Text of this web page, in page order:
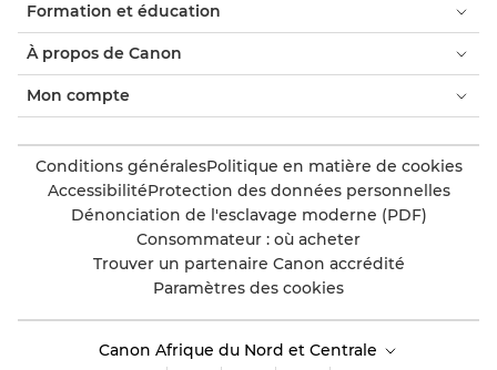
Formation et éducation
À propos de Canon
Mon compte
Conditions généralesPolitique en matière de cookies
AccessibilitéProtection des données personnelles
Dénonciation de l'esclavage moderne (PDF)
Consommateur : où acheter
Trouver un partenaire Canon accrédité
Paramètres des cookies
Canon Afrique du Nord et Centrale